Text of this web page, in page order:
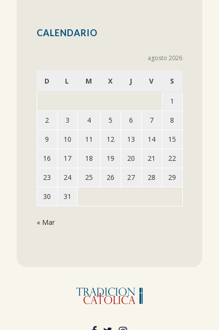
CALENDARIO
agosto 2026
D L M X J V S
1
2 3 4 5 6 7 8
9 10 11 12 13 14 15
16 17 18 19 20 21 22
23 24 25 26 27 28 29
30 31
« Mar